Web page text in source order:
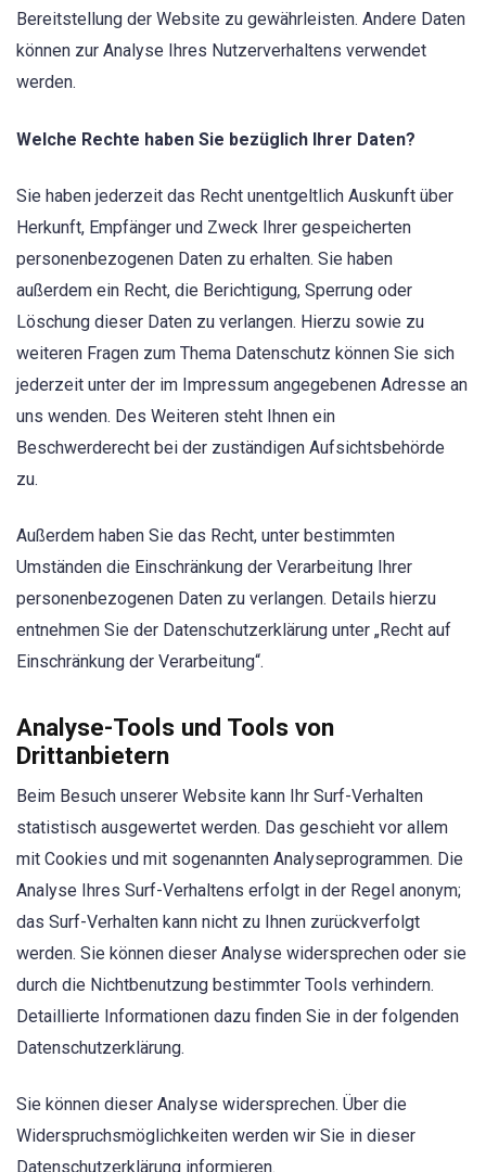
Bereitstellung der Website zu gewährleisten. Andere Daten
können zur Analyse Ihres Nutzerverhaltens verwendet
werden.
Welche Rechte haben Sie bezüglich Ihrer Daten?
Sie haben jederzeit das Recht unentgeltlich Auskunft über
Herkunft, Empfänger und Zweck Ihrer gespeicherten
personenbezogenen Daten zu erhalten. Sie haben
außerdem ein Recht, die Berichtigung, Sperrung oder
Löschung dieser Daten zu verlangen. Hierzu sowie zu
weiteren Fragen zum Thema Datenschutz können Sie sich
jederzeit unter der im Impressum angegebenen Adresse an
uns wenden. Des Weiteren steht Ihnen ein
Beschwerderecht bei der zuständigen Aufsichtsbehörde
zu.
Außerdem haben Sie das Recht, unter bestimmten
Umständen die Einschränkung der Verarbeitung Ihrer
personenbezogenen Daten zu verlangen. Details hierzu
entnehmen Sie der Datenschutzerklärung unter „Recht auf
Einschränkung der Verarbeitung“.
Analyse-Tools und Tools von
Drittanbietern
Beim Besuch unserer Website kann Ihr Surf-Verhalten
statistisch ausgewertet werden. Das geschieht vor allem
mit Cookies und mit sogenannten Analyseprogrammen. Die
Analyse Ihres Surf-Verhaltens erfolgt in der Regel anonym;
das Surf-Verhalten kann nicht zu Ihnen zurückverfolgt
werden. Sie können dieser Analyse widersprechen oder sie
durch die Nichtbenutzung bestimmter Tools verhindern.
Detaillierte Informationen dazu finden Sie in der folgenden
Datenschutzerklärung.
Sie können dieser Analyse widersprechen. Über die
Widerspruchsmöglichkeiten werden wir Sie in dieser
Datenschutzerklärung informieren.